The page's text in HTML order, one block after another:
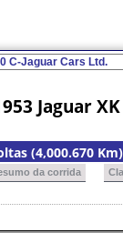
Jaguar
(4,000.670
da corrida